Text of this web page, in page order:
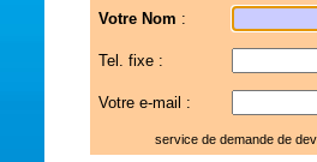
Votre Nom :
Tel. fixe :
Votre e-mail :
service de demande de